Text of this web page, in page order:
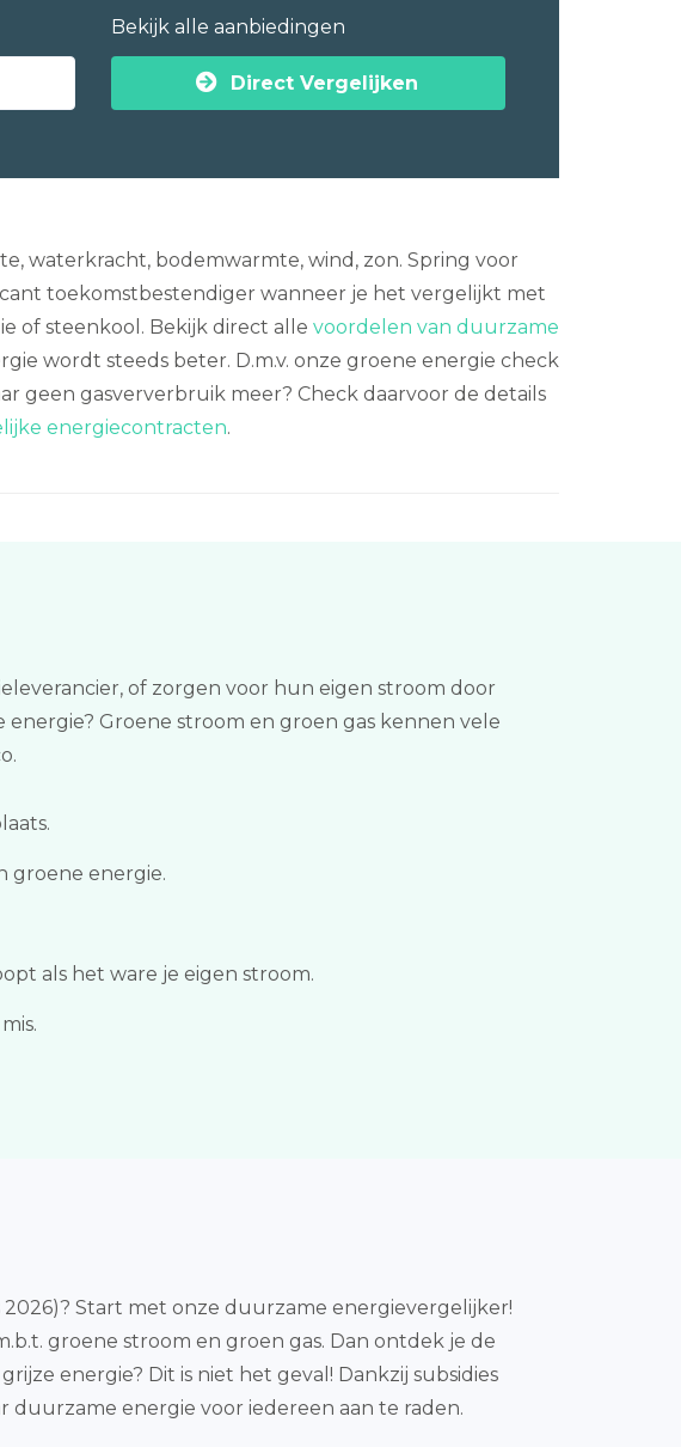
Bekijk alle aanbiedingen
Direct Vergelijken
waterkracht, bodemwarmte, wind, zon. Spring voor
toekomstbestendiger wanneer je het vergelijkt met
of steenkool. Bekijk direct alle voordelen van duurzame
wordt steeds beter. D.m.v. onze groene energie check
geen gasververbruik meer? Check daarvoor de details
energiecontracten.
of zorgen voor hun eigen stroom door
Groene stroom en groen gas kennen vele
groene energie.
als het ware je eigen stroom.
Start met onze duurzame energievergelijker!
groene stroom en groen gas. Dan ontdek je de
energie? Dit is niet het geval! Dankzij subsidies
energie voor iedereen aan te raden.